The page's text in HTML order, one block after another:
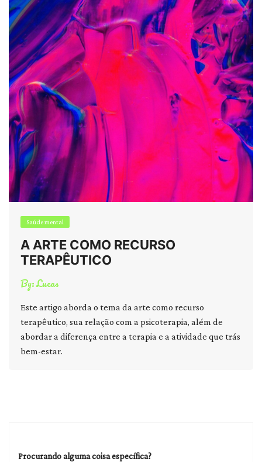
Saúde mental
A ARTE COMO RECURSO
TERAPÊUTICO
By:Lucas
Este artigo aborda o tema da arte como recurso
terapêutico, sua relação com a psicoterapia, além de
abordar a diferença entre a terapia e a atividade que trás
bem-estar.
Procurando alguma coisa específica?